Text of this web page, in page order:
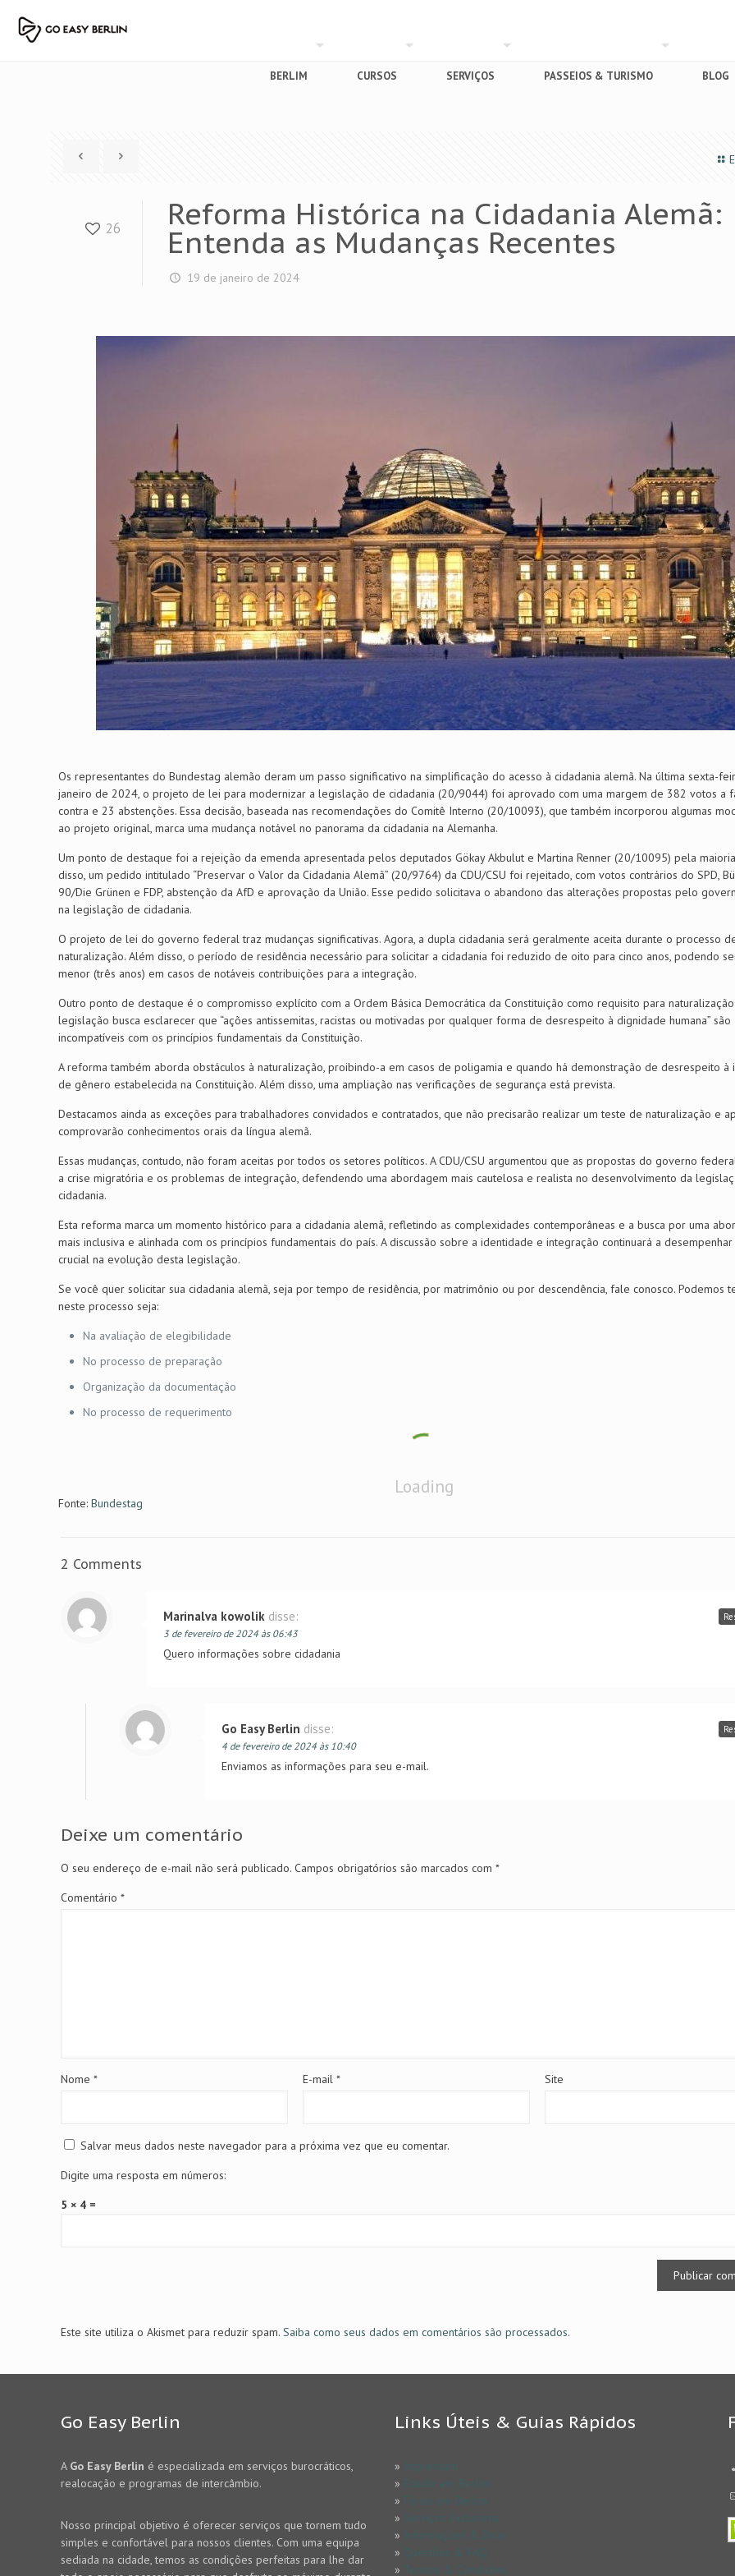
BERLIM CURSOS SERVIÇOS PASSEIOS & TURISMO BLOG
26 Reforma Histórica na Cidadania Alemã:
Entenda as Mudanças Recentes
19 de janeiro de 2024
Os representantes do Bundestag alemão deram um passo significativo na simplificação do acesso à cidadania alemã. Na última sexta-
janeiro de 2024, o projeto de lei para modernizar a legislação de cidadania (20/9044) foi aprovado com uma margem de 382 votos a
contra e 23 abstenções. Essa decisão, baseada nas recomendações do Comitê Interno (20/10093), que também incorporou algumas
ao projeto original, marca uma mudança notável no panorama da cidadania na Alemanha.
Um ponto de destaque foi a rejeição da emenda apresentada pelos deputados Gökay Akbulut e Martina Renner (20/10095) pela
disso, um pedido intitulado “Preservar o Valor da Cidadania Alemã” (20/9764) da CDU/CSU foi rejeitado, com votos contrários do SPD,
90/Die Grünen e FDP, abstenção da AfD e aprovação da União. Esse pedido solicitava o abandono das alterações propostas pelo
na legislação de cidadania.
O projeto de lei do governo federal traz mudanças significativas. Agora, a dupla cidadania será geralmente aceita durante o processo
naturalização. Além disso, o período de residência necessário para solicitar a cidadania foi reduzido de oito para cinco anos, podendo
menor (três anos) em casos de notáveis contribuições para a integração.
Outro ponto de destaque é o compromisso explícito com a Ordem Básica Democrática da Constituição como requisito para
legislação busca esclarecer que “ações antissemitas, racistas ou motivadas por qualquer forma de desrespeito à dignidade humana” são
incompatíveis com os princípios fundamentais da Constituição.
A reforma também aborda obstáculos à naturalização, proibindo-a em casos de poligamia e quando há demonstração de desrespeito à
de gênero estabelecida na Constituição. Além disso, uma ampliação nas verificações de segurança está prevista.
Destacamos ainda as exceções para trabalhadores convidados e contratados, que não precisarão realizar um teste de naturalização e
comprovarão conhecimentos orais da língua alemã.
Essas mudanças, contudo, não foram aceitas por todos os setores políticos. A CDU/CSU argumentou que as propostas do governo
a crise migratória e os problemas de integração, defendendo uma abordagem mais cautelosa e realista no desenvolvimento da
cidadania.
Esta reforma marca um momento histórico para a cidadania alemã, refletindo as complexidades contemporâneas e a busca por uma
mais inclusiva e alinhada com os princípios fundamentais do país. A discussão sobre a identidade e integração continuará a
crucial na evolução desta legislação.
Se você quer solicitar sua cidadania alemã, seja por tempo de residência, por matrimônio ou por descendência, fale conosco. Podemos
neste processo seja:
Na avaliação de elegibilidade
No processo de preparação
Organização da documentação
No processo de requerimento
Loading
Fonte:Bundestag
2 Comments
Marinalva kowolik disse:
3 de fevereiro de 2024 às 06:43
Quero informações sobre cidadania
Go Easy Berlin disse:
4 de fevereiro de 2024 às 10:40
Enviamos as informações para seu e-mail.
Deixe um comentário
O seu endereço de e-mail não será publicado. Campos obrigatórios são marcados com *
Comentário *
Nome * E-mail* Site
Salvar meus dados neste navegador para a próxima vez que eu comentar.
Digite uma resposta em números:
5 × 4 =
Este site utiliza o Akismet para reduzir spam. Saiba como seus dados em comentários são processados.
Go Easy Berlin
A Go Easy Berlin é especializada em serviços burocráticos,
realocação e programas de intercâmbio.
Nosso principal objetivo é oferecer serviços que tornem tudo
simples e confortável para nossos clientes. Com uma equipa
sediada na cidade, temos as condições perfeitas para lhe dar
Links Úteis & Guias Rápidos
»
»
»
»
»
»
»